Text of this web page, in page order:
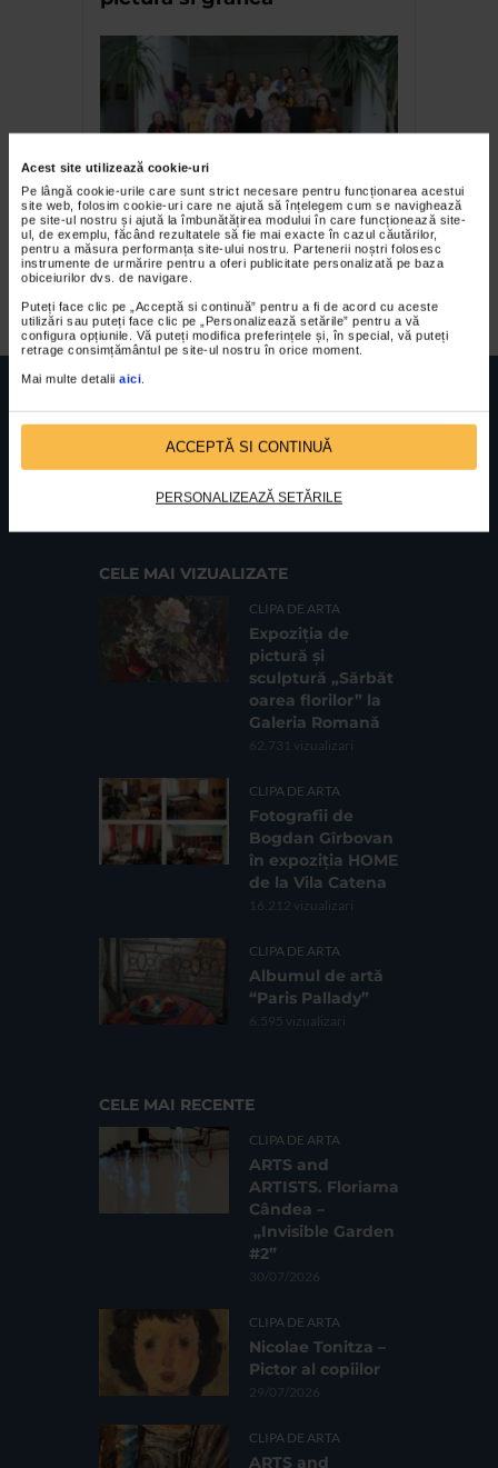
Acest site utilizează cookie-uri
Pe lângă cookie-urile care sunt strict necesare pentru funcționarea acestui
site web, folosim cookie-uri care ne ajută să înțelegem cum se navighează
pe site-ul nostru și ajută la îmbunătățirea modului în care funcționează site-
ul, de exemplu, făcând rezultatele să fie mai exacte în cazul căutărilor,
pentru a măsura performanța site-ului nostru. Partenerii noștri folosesc
instrumente de urmărire pentru a oferi publicitate personalizată pe baza
obiceiurilor dvs. de navigare.
Puteți face clic pe „Acceptă si continuă” pentru a fi de acord cu aceste
utilizări sau puteți face clic pe „Personalizează setările” pentru a vă
configura opțiunile. Vă puteți modifica preferințele și, în special, vă puteți
retrage consimțământul pe site-ul nostru în orice moment.
Mai multe detalii aici
ACCEPTĂ SI CONTINUĂ
PERSONALIZEAZĂ SETĂRILE
Vernisaj Poduri Europene
2013 la Muzeul de Arta
Constanta
FUNDATIA FILDAS ARTNr inreg registrul special: 4 PJ/ 29.01.2013
Sediu social: Str. Delfinului, Nr. 6, parter Bl. 42,
Sc. 4, Ap. 197, Sector 2
CELE MAI VIZUALIZATE
CLIPA DE ARTA
Expoziția de
pictură și
sculptură „Sărbăt
oarea florilor” la
Galeria Romană
62.731 vizualizari
CLIPA DE ARTA
Fotografii de
Bogdan Gîrbovan
în expoziția HOME
de la Vila Catena
16.212 vizualizari
CLIPA DE ARTA
Albumul de artă
“Paris Pallady”
6.595 vizualizari
CELE MAI RECENTE
CLIPA DE ARTA
ARTS and
ARTISTS. Floriama
Cândea –
„Invisible Garden
#2”
30/07/2026
CLIPA DE ARTA
Nicolae Tonitza –
Pictor al copiilor
29/07/2026
CLIPA DE ARTA
ARTS and